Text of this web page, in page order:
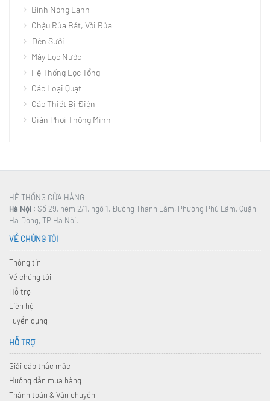
Bình Nóng Lạnh
Chậu Rửa Bát, Vòi Rửa
Đèn Sưởi
Máy Lọc Nước
Hệ Thống Lọc Tổng
Các Loại Quạt
Các Thiết Bị Điện
Giàn Phơi Thông Minh
HỆ THỐNG CỬA HÀNG
Hà Nội : Số 29, hẻm 2/1, ngõ 1, Đường Thanh Lãm, Phường Phú Lãm, Quận
Hà Đông, TP Hà Nội.
VỀ CHÚNG TÔI
Thông tin
Về chúng tôi
Hỗ trợ
Liên hệ
Tuyển dụng
HỖ TRỢ
Giải đáp thắc mắc
Hướng dẫn mua hàng
Thánh toán & Vận chuyển